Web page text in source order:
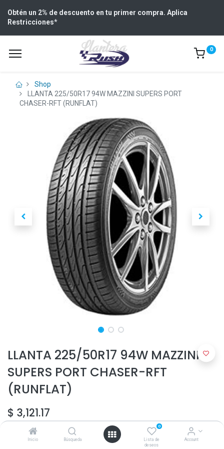
Inicio Búsqueda
0
Lista de
deseos
Account
Obtén un 2% de descuento en tu primer compra. Aplica
Restricciones*
0
Shop
LLANTA 225/50R17 94W MAZZINI SUPERS PORT
CHASER-RFT (RUNFLAT)
LLANTA 225/50R17 94W MAZZINI
SUPERS PORT CHASER-RFT
(RUNFLAT)
$ 3,121.17